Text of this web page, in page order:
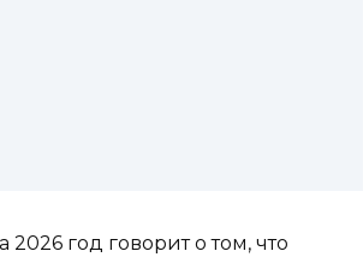
год говорит о том, что